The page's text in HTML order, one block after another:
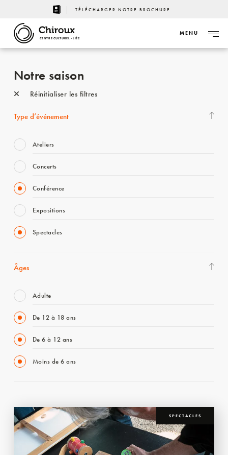
TÉLÉCHARGER NOTRE BROCHURE
CENTRE CULTUREL - LIÈGE
MENU
Notre saison
Réinitialiser les filtres
Type d’événement
Ateliers
Concerts
Conférence
Expositions
Spectacles
Âges
Adulte
De 12 à 18 ans
De 6 à 12 ans
Moins de 6 ans
SPECTACLES